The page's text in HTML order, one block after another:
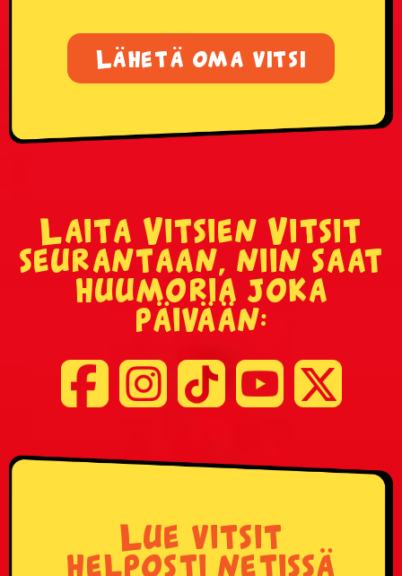
Lähetä oma vitsi
Laita Vitsien Vitsit
seurantaan, niin saat
huumoria joka
päivään:
Lue vitsit
helposti netissä